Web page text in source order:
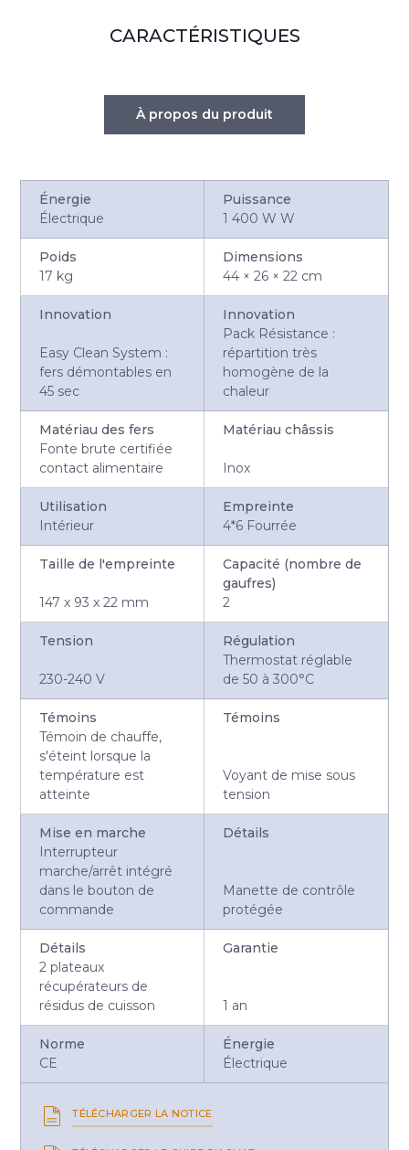
CARACTÉRISTIQUES
À propos du produit
Énergie
Électrique
Puissance
1 400 W W
Poids
17 kg
Dimensions
44 × 26 × 22 cm
Innovation
Easy Clean System :
fers démontables en
45 sec
Innovation
Pack Résistance :
répartition très
homogène de la
chaleur
Matériau des fers
Fonte brute certifiée
contact alimentaire
Matériau châssis
Inox
Utilisation
Intérieur
Empreinte
4*6 Fourrée
Taille de l'empreinte
147 x 93 x 22 mm
Capacité (nombre de
gaufres)
2
Tension
230-240 V
Régulation
Thermostat réglable
de 50 à 300°C
Témoins
Témoin de chauffe,
s'éteint lorsque la
température est
atteinte
Témoins
Voyant de mise sous
tension
Mise en marche
Interrupteur
marche/arrêt intégré
dans le bouton de
commande
Détails
Manette de contrôle
protégée
Détails
2 plateaux
récupérateurs de
résidus de cuisson
Garantie
1 an
Norme
CE
Énergie
Électrique
TÉLÉCHARGER LA NOTICE